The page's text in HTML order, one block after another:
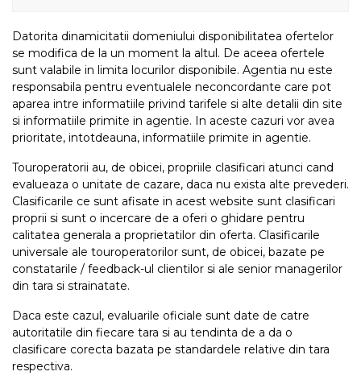
Datorita dinamicitatii domeniului disponibilitatea ofertelor
se modifica de la un moment la altul. De aceea ofertele
sunt valabile in limita locurilor disponibile. Agentia nu este
responsabila pentru eventualele neconcordante care pot
aparea intre informatiile privind tarifele si alte detalii din site
si informatiile primite in agentie. In aceste cazuri vor avea
prioritate, intotdeauna, informatiile primite in agentie.
Touroperatorii au, de obicei, propriile clasificari atunci cand
evalueaza o unitate de cazare, daca nu exista alte prevederi.
Clasificarile ce sunt afisate in acest website sunt clasificari
proprii si sunt o incercare de a oferi o ghidare pentru
calitatea generala a proprietatilor din oferta. Clasificarile
universale ale touroperatorilor sunt, de obicei, bazate pe
constatarile / feedback-ul clientilor si ale senior managerilor
din tara si strainatate.
Daca este cazul, evaluarile oficiale sunt date de catre
autoritatile din fiecare tara si au tendinta de a da o
clasificare corecta bazata pe standardele relative din tara
respectiva.